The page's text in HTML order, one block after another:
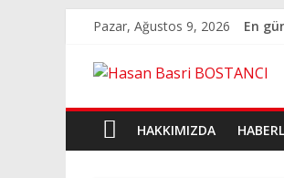
content
Pazar, Ağustos 9, 2026 En
Hasan
Basri
HAKKIMIZDA